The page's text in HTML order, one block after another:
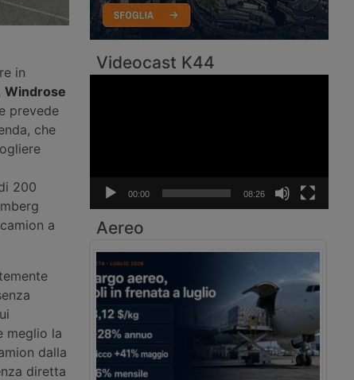
in
Windrose
prevede
che
200
a
meglio la
dalla
diretta
Videocast K44
00:00 08:26
Aereo